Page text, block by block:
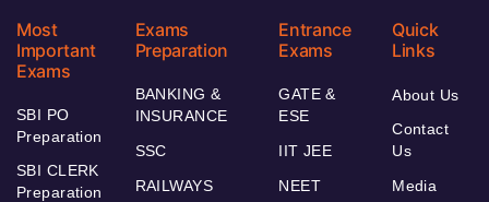
Most
Important
Exams
SBI PO
Preparation
SBI CLERK
Preparation
Exams
Preparation
BANKING &
INSURANCE
SSC
RAILWAYS
Entrance
Exams
GATE &
ESE
IIT JEE
NEET
Quick
Links
About Us
Contact
Us
Media